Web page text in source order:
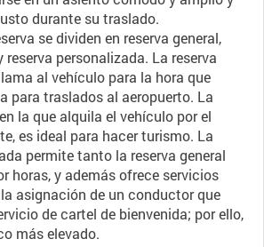
durante su traslado.
se dividen en reserva general,
reserva personalizada. La reserva
al vehículo para la hora que
para traslados al aeropuerto. La
la que alquila el vehículo por el
es ideal para hacer turismo. La
permite tanto la reserva general
horas, y además ofrece servicios
asignación de un conductor que
de cartel de bienvenida; por ello,
más elevado.